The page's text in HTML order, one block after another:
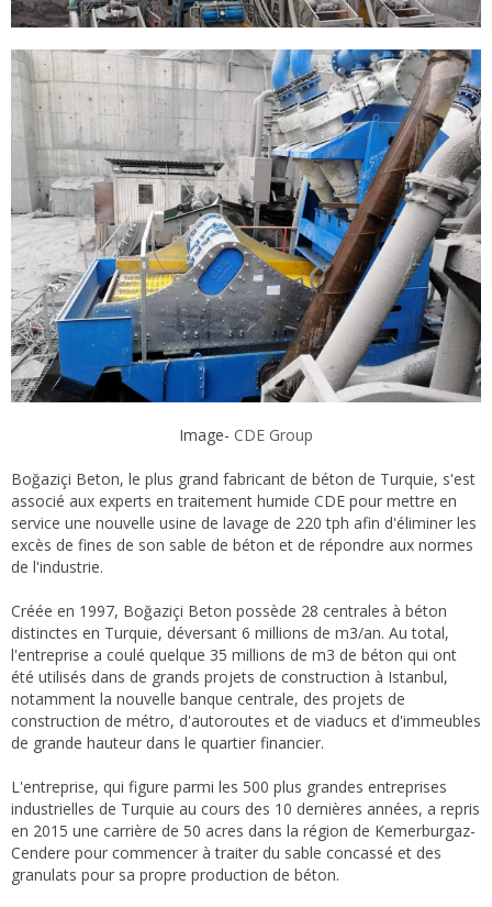
Image- CDE Group
Boğaziçi Beton, le plus grand fabricant de béton de Turquie, s'est
associé aux experts en traitement humide CDE pour mettre en
service une nouvelle usine de lavage de 220 tph afin d'éliminer les
excès de fines de son sable de béton et de répondre aux normes
de l'industrie.
Créée en 1997, Boğaziçi Beton possède 28 centrales à béton
distinctes en Turquie, déversant 6 millions de m3/an. Au total,
l'entreprise a coulé quelque 35 millions de m3 de béton qui ont
été utilisés dans de grands projets de construction à Istanbul,
notamment la nouvelle banque centrale, des projets de
construction de métro, d'autoroutes et de viaducs et d'immeubles
de grande hauteur dans le quartier financier.
L'entreprise, qui figure parmi les 500 plus grandes entreprises
industrielles de Turquie au cours des 10 dernières années, a repris
en 2015 une carrière de 50 acres dans la région de Kemerburgaz-
Cendere pour commencer à traiter du sable concassé et des
granulats pour sa propre production de béton.